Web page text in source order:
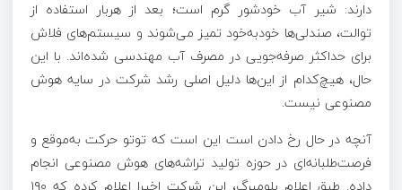
دارند: شیر آب خودشور گرم است؛ بعد از هربار استفاده از
توالت، صندلی‌ها خودبه‌خود تمیز می‌شوند و سیستم‌های فلاش
برای حداکثر صرفه‌جویی در مصرف آب مهندسی شده‌اند. با این
حال، هیچ‌کدام از این‌ها دلیل اصلی رشد شرکت در سایه هوش
مصنوعی نیست.
آنچه در حال رخ دادن است این است که توتو حرکت به‌موقع و
فرصت‌طلبانه‌ای در حوزه تولید تراشه‌های هوش مصنوعی انجام